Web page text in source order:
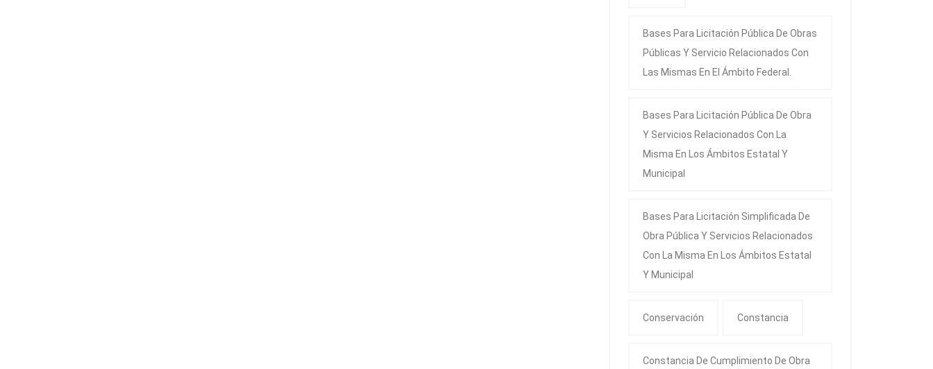
Bases Para Licitación Pública De Obras
Públicas Y Servicio Relacionados Con
Las Mismas En El Ámbito Federal.
Bases Para Licitación Pública De Obra
Y Servicios Relacionados Con La
Misma En Los Ámbitos Estatal Y
Municipal
Bases Para Licitación Simplificada De
Obra Pública Y Servicios Relacionados
Con La Misma En Los Ámbitos Estatal
Y Municipal
Conservación Constancia
Constancia De Cumplimiento De Obra